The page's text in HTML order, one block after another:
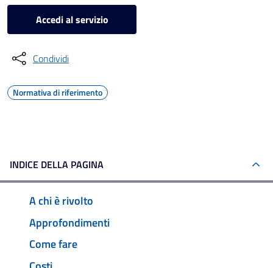
Accedi al servizio
Condividi
Normativa di riferimento
INDICE DELLA PAGINA
A chi è rivolto
Approfondimenti
Come fare